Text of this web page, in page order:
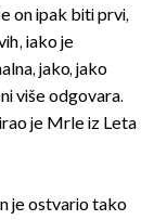
on ipak biti prvi,
iako je
jako, jako
više odgovara.
je Mrle iz Leta
je ostvario tako